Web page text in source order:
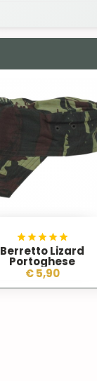
Berretto Lizard
Portoghese
€ 5,90